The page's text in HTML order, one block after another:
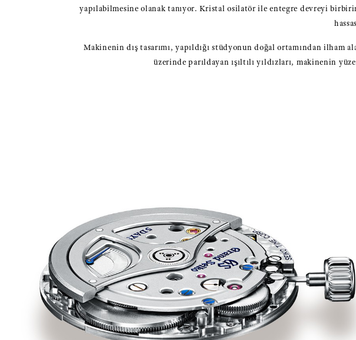
yapılabilmesine olanak tanıyor. Kristal osilatör ile entegre devreyi
Makinenin dış tasarımı, yapıldığı stüdyonun doğal ortamından
üzerinde parıldayan ışıltılı yıldızları, makinenin